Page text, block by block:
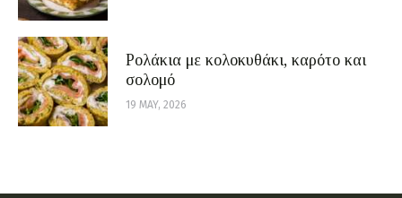
Ρολάκια με κολοκυθάκι, καρότο και
σολομό
19 MAY, 2026